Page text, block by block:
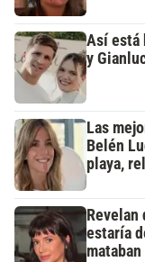
Así está
y
Las
Belén
playa,
estaría